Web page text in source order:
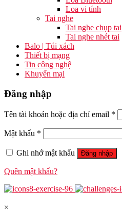
Loa vi tính
Tai nghe
Tai nghe chụp tai
Tai nghe nhét tai
Balo | Túi xách
Thiết bị mạng
Tin công nghệ
Khuyến mại
Đăng nhập
Tên tài khoản hoặc địa chỉ email *
Mật khẩu *
Ghi nhớ mật khẩu Đăng nhập
Quên mật khẩu?
×